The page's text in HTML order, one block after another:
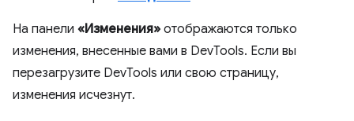
На панели «Изменения» отображаются только
изменения, внесенные вами в DevTools. Если вы
перезагрузите DevTools или свою страницу,
изменения исчезнут.